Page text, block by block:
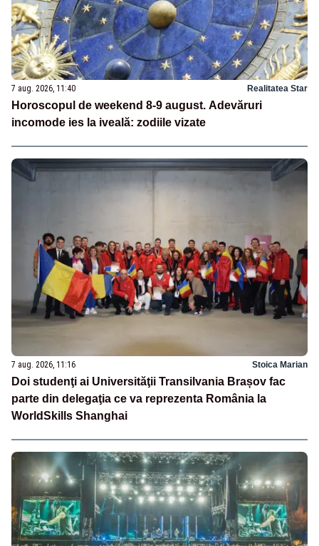
7 aug. 2026, 11:40 Realitatea Star
Horoscopul de weekend 8-9 august. Adevăruri
incomode ies la iveală: zodiile vizate
7 aug. 2026, 11:16 Stoica Marian
Doi studenţi ai Universităţii Transilvania Brașov fac
parte din delegaţia ce va reprezenta România la
WorldSkills Shanghai